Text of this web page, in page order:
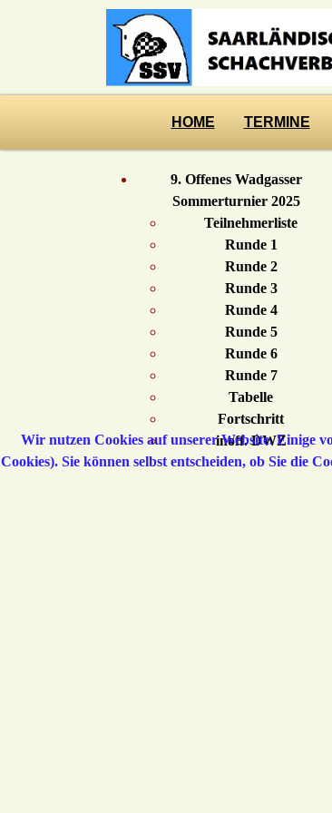
HOME TERMINE
9. Offenes Wadgasser
Sommerturnier 2025
Teilnehmerliste
Runde 1
Runde 2
Runde 3
Runde 4
Runde 5
Runde 6
Runde 7
Tabelle
Fortschritt
inoff. DWZ
Wir nutzen Cookies auf unserer Website. Einige
Cookies). Sie können selbst entscheiden, ob Sie die